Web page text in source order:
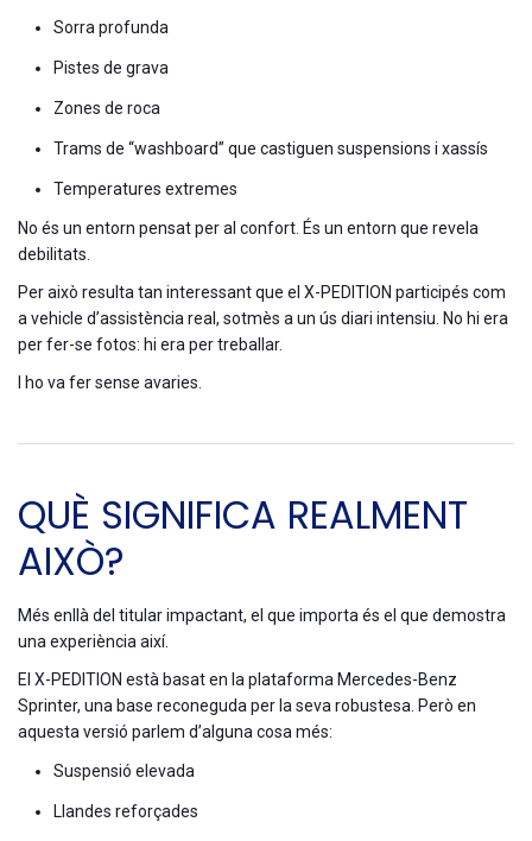
Sorra profunda
Pistes de grava
Zones de roca
Trams de “washboard” que castiguen suspensions i xassís
Temperatures extremes
No és un entorn pensat per al confort. És un entorn que revela
debilitats.
Per això resulta tan interessant que el X-PEDITION participés com
a vehicle d’assistència real, sotmès a un ús diari intensiu. No hi era
per fer-se fotos: hi era per treballar.
I ho va fer sense avaries.
QUÈ SIGNIFICA REALMENT
AIXÒ?
Més enllà del titular impactant, el que importa és el que demostra
una experiència així.
El X-PEDITION està basat en la plataforma Mercedes-Benz
Sprinter, una base reconeguda per la seva robustesa. Però en
aquesta versió parlem d’alguna cosa més:
Suspensió elevada
Llandes reforçades